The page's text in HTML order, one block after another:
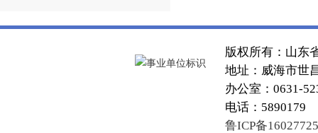
版权所有：山东
地址：威海市世
办公室：0631-
电话：5890179
鲁ICP备